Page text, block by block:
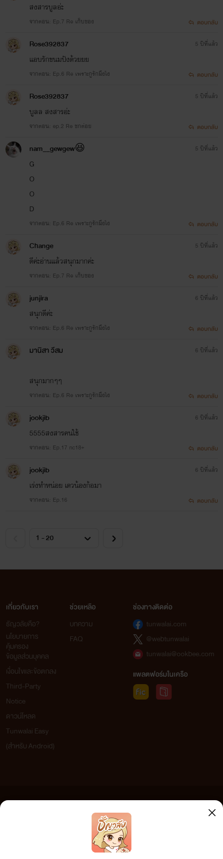
สงสารบูลอ่ะ
จากตอน: Ep.7 Re เก็บของ ตอบกลับ
Rose392837​
แอบรักขนมปัง​ด้วยยย
จากตอน: Ep.6 Re เพราะกูรักมึงไง
5 ปีที่แล้ว
ตอบกลับ
Rose392837​
บูลล​ สงสารอ่ะ​
จากตอน: ep.2 Re ชกต่อย
5 ปีที่แล้ว
ตอบกลับ
nam__gewgew😆
G
O
O
D
จากตอน: Ep.6 Re เพราะกูรักมึงไง
5 ปีที่แล้ว
ตอบกลับ
Change
ดีค่ะอ่านแล้วสนุกมากค่ะ
จากตอน: Ep.7 Re เก็บของ
5 ปีที่แล้ว
ตอบกลับ
junjira
สนุกดีค่ะ
จากตอน: Ep.6 Re เพราะกูรักมึงไง
6 ปีที่แล้ว
ตอบกลับ
มานิสา วีสม
สนุกมากๆๆ
จากตอน: Ep.6 Re เพราะกูรักมึงไง
6 ปีที่แล้ว
ตอบกลับ
่jookjib
5555สงสารคนใช้
จากตอน: Ep.17 nc18+
6 ปีที่แล้ว
ตอบกลับ
่jookjib
เร่งทำหน่อย เดวน้องก้อมา
จากตอน: Ep.16
6 ปีที่แล้ว
ตอบกลับ
เกี่ยวกับเรา
ธัญวลัยคือ?
นโยบายการ
คุ้มครอง
ข้อมูลส่วนบุคคล
เงื่อนไขและข้อตกลง
Third-Party
Notice
ดาวน์โหลด
Tunwalai Easy
(สำหรับ Android)
ช่วยเหลือ
บทความ
FAQ
ช่องทางติดต่อ
tunwalai.com
@webtunwalai
tunwalai@ookbee.com
แพลตฟอร์มในเครือ
เว็บไซต์แห่งนี้ไม่ได้เห็นด้วยและไม่ขอรับผิดชอบต่อข้อความใดๆ ทั้งสิ้น ดังนั้นผู้อ่านทุกท่านโปรดใช้
วิจารณญาณในการกลั่นกรองด้วยตนเอง และหากท่านพบข้อความใดๆ ที่ขัดต่อกฎหมายและศีลธรรม
กรุณาแจ้งมาที่ tunwalai@ookbee.com เพื่อทีมงานจะได้ดำเนินการในทันที ทั้งนี้ ทางเว็บไซต์ขอสงวน
ลิขสิทธิ์ตามพระราชบัญญัติลิขสิทธิ์ (ฉบับเพิ่มเติม) พ.ศ.2558